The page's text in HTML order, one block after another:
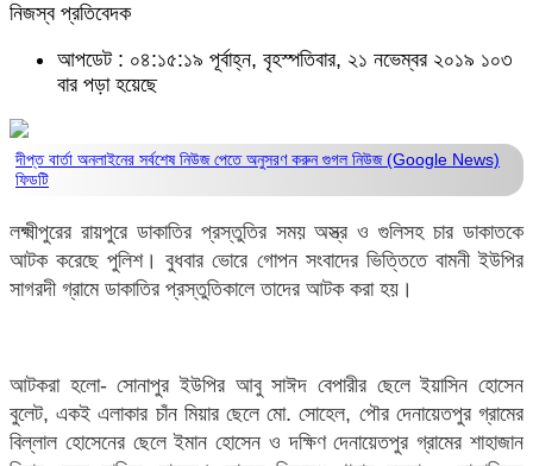
নিজস্ব প্রতিবেদক
আপডেট : ০৪:১৫:১৯ পূর্বাহ্ন, বৃহস্পতিবার, ২১ নভেম্বর ২০১৯ ১০৩
বার পড়া হয়েছে
দীপ্ত বার্তা অনলাইনের সর্বশেষ নিউজ পেতে অনুসরণ করুনগুগল নিউজ (Google News)
ফিডটি
লক্ষ্মীপুরের রায়পুরে ডাকাতির প্রস্তুতির সময় অস্ত্র ও গুলিসহ চার ডাকাতকে
আটক করেছে পুলিশ। বুধবার ভোরে গোপন সংবাদের ভিত্তিতে বামনী ইউপির
সাগরদী গ্রামে ডাকাতির প্রস্তুতিকালে তাদের আটক করা হয়।
আটকরা হলো- সোনাপুর ইউপির আবু সাঈদ বেপারীর ছেলে ইয়াসিন হোসেন
বুলেট, একই এলাকার চাঁন মিয়ার ছেলে মো. সোহেল, পৌর দেনায়েতপুর গ্রামের
বিল্লাল হোসেনের ছেলে ইমান হোসেন ও দক্ষিণ দেনায়েতপুর গ্রামের শাহাজান